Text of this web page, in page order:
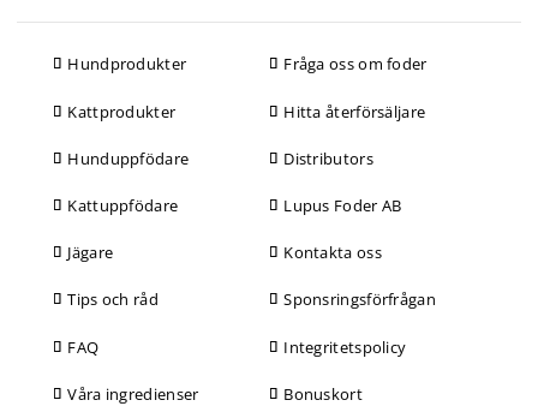
Hundprodukter
Kattprodukter
Hunduppfödare
Kattuppfödare
Jägare
Tips och råd
FAQ
Våra ingredienser
Fråga oss om foder
Hitta återförsäljare
Distributors
Lupus Foder AB
Kontakta oss
Sponsringsförfrågan
Integritetspolicy
Bonuskort